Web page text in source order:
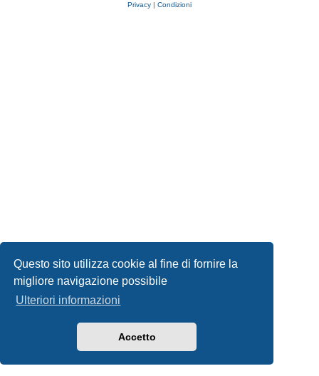
Questo sito utilizza cookie al fine di fornire la
migliore navigazione possibile
Ulteriori informazioni
Accetto
Privacy | Condizioni